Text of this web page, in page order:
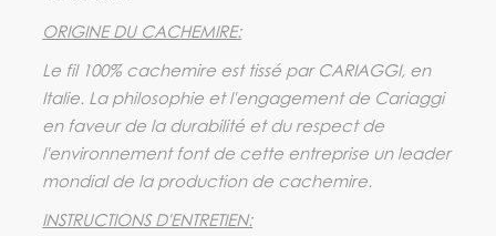
ORIGINE DU CACHEMIRE:
Le fil 100% cachemire est tissé par CARIAGGI, en
Italie. La philosophie et l'engagement de Cariaggi
en faveur de la durabilité et du respect de
l'environnement font de cette entreprise un leader
mondial de la production de cachemire.
INSTRUCTIONS D'ENTRETIEN: